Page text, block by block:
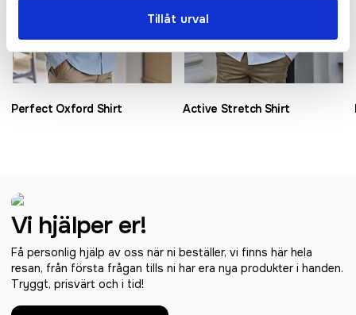
Tillåt urval
Perfect Oxford Shirt Active Stretch Shirt
Vi hjälper er!
Få personlig hjälp av oss när ni beställer, vi finns här hela
resan, från första frågan tills ni har era nya produkter i handen.
Tryggt, prisvärt och i tid!